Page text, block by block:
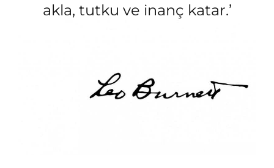
akla, tutku ve inanç katar.’